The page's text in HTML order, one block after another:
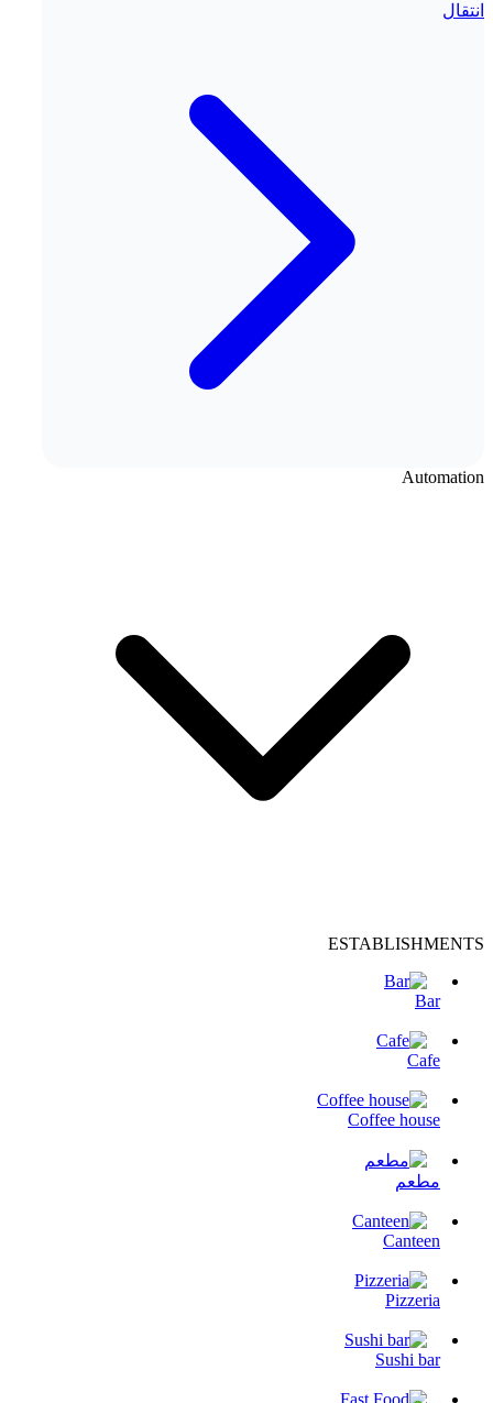
انتقال
Automation
ESTABLISHMENTS
Bar
Cafe
Coffee house
مطعم
Canteen
Pizzeria
Sushi bar